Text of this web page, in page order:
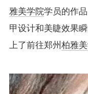
雅美学院学员的作
甲设计和美睫效果
上了前往郑州 柏雅